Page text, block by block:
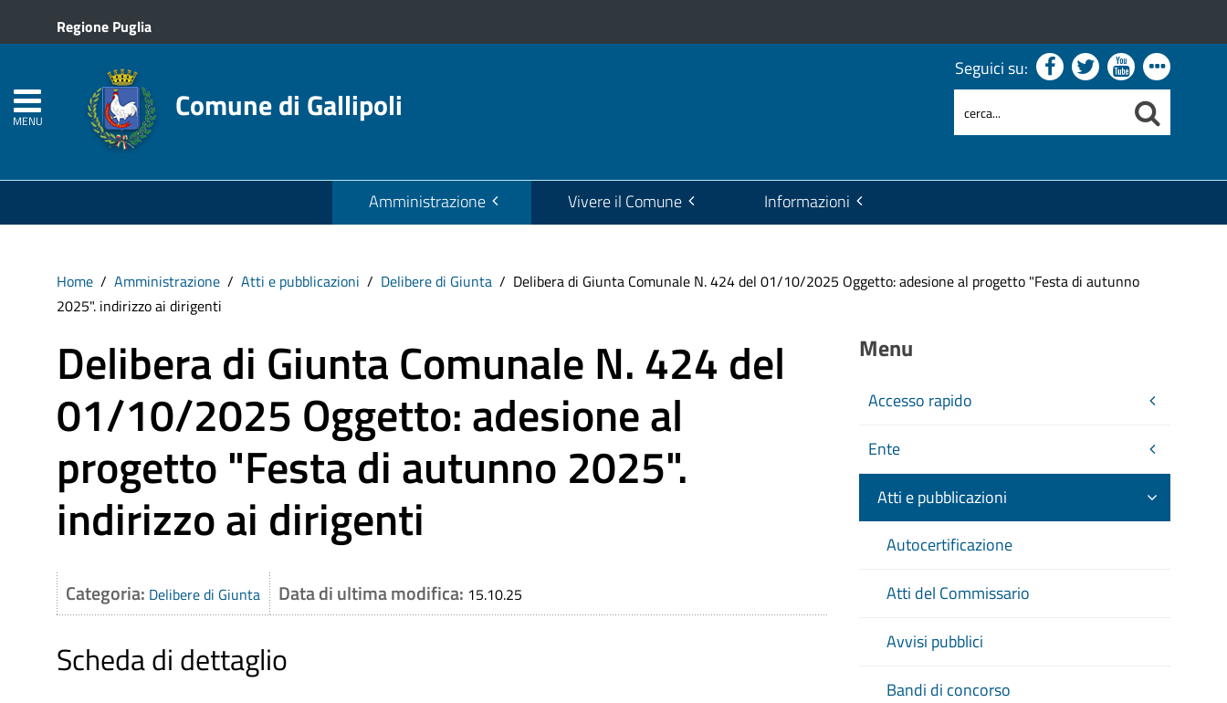
Regione Puglia
MENU Comune di Gallipoli
Seguici su:
Amministrazione Vivere il Comune Informazioni
Home Amministrazione Atti e pubblicazioni Delibere di Giunta
Delibera di Giunta Comunale N. 424 del 01/10/2025 Oggetto: adesione al progetto "Festa di autunno
2025". indirizzo ai dirigenti
Delibera di Giunta Comunale N. 424 del
01/10/2025 Oggetto: adesione al
progetto "Festa di autunno 2025".
indirizzo ai dirigenti
Categoria: Delibere di Giunta Data di ultima modifica: 15.10.25
Scheda di dettaglio
Menu
Accesso rapido
Ente
Atti e pubblicazioni
Autocertificazione
Atti del Commissario
Avvisi pubblici
Bandi di concorso